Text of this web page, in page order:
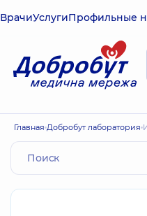
ВрачиУслугиПрофильные
Главная Добробут лаборатория